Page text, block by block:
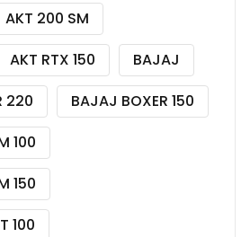
AKT 200 SM
AKT RTX 150
BAJAJ
220
BAJAJ BOXER 150
100
150
100